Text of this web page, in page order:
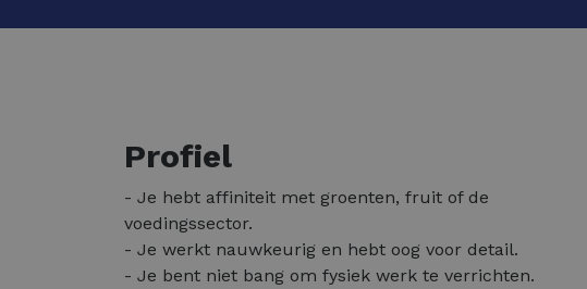
Profiel
- Je hebt affiniteit met groenten, fruit of de
voedingssector.
- Je werkt nauwkeurig en hebt oog voor detail.
- Je bent niet bang om fysiek werk te verrichten.